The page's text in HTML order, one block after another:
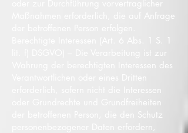
oder zur Durchführung vorvertraglicher
Maßnahmen erforderlich, die auf Anfrage
Berechtigte Interessen (Art. 6 Abs. 1 S. 1
lit. f) DSGVO) – Die Verarbeitung ist zur
Wahrung der berechtigten Interessen des
erforderlich, sofern nicht die Interessen
oder Grundrechte und Grundfreiheiten
der betroffenen Person, die den Schutz
personenbezogener Daten erfordern,